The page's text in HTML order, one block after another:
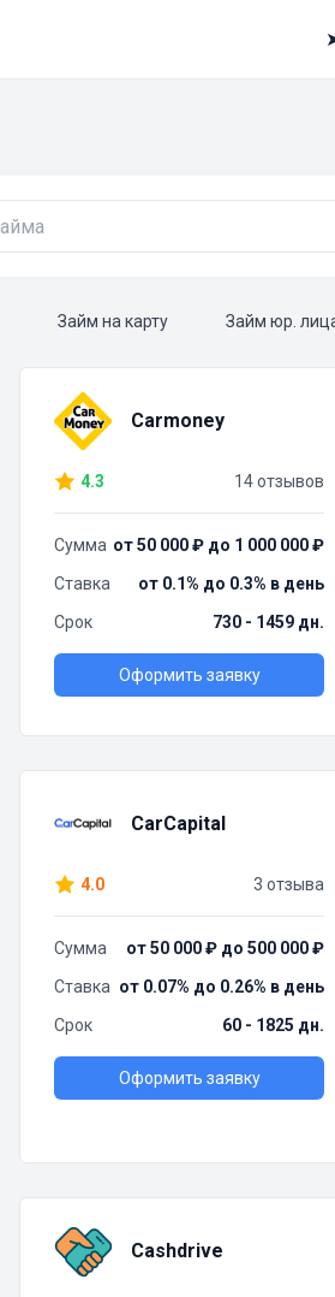
Займ на карту Займ юр.
Carmoney
4.3 14 отзывов
Сумма от 50 000 ₽ до 1 000 000 ₽
Ставка
от 0.1% до 0.3% в день
Срок
730 - 1459 дн.
Оформить заявку
CarCapital
4.0 3 отзыва
Сумма
от 50 000 ₽ до 500 000 ₽
Ставка от 0.07% до 0.26% в день
Срок
60 - 1825 дн.
Оформить заявку
Cashdrive